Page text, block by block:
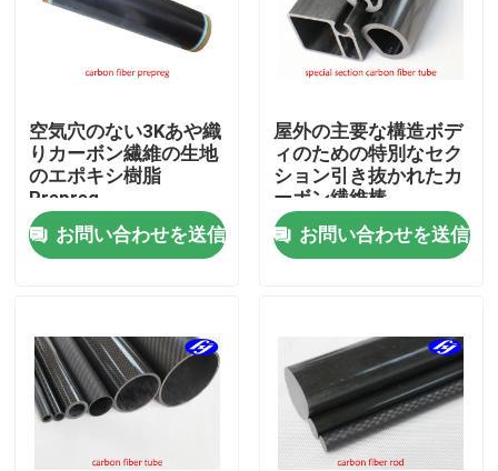
製品
ビデオ
空気穴のない3Kあや織
りカーボン繊維の生地
のエポキシ樹脂
Prepreg
お問い合わせを送信
屋外の主要な構造ボデ
ィのための特別なセク
ション引き抜かれたカ
ーボン繊維棒
お問い合わせを送信